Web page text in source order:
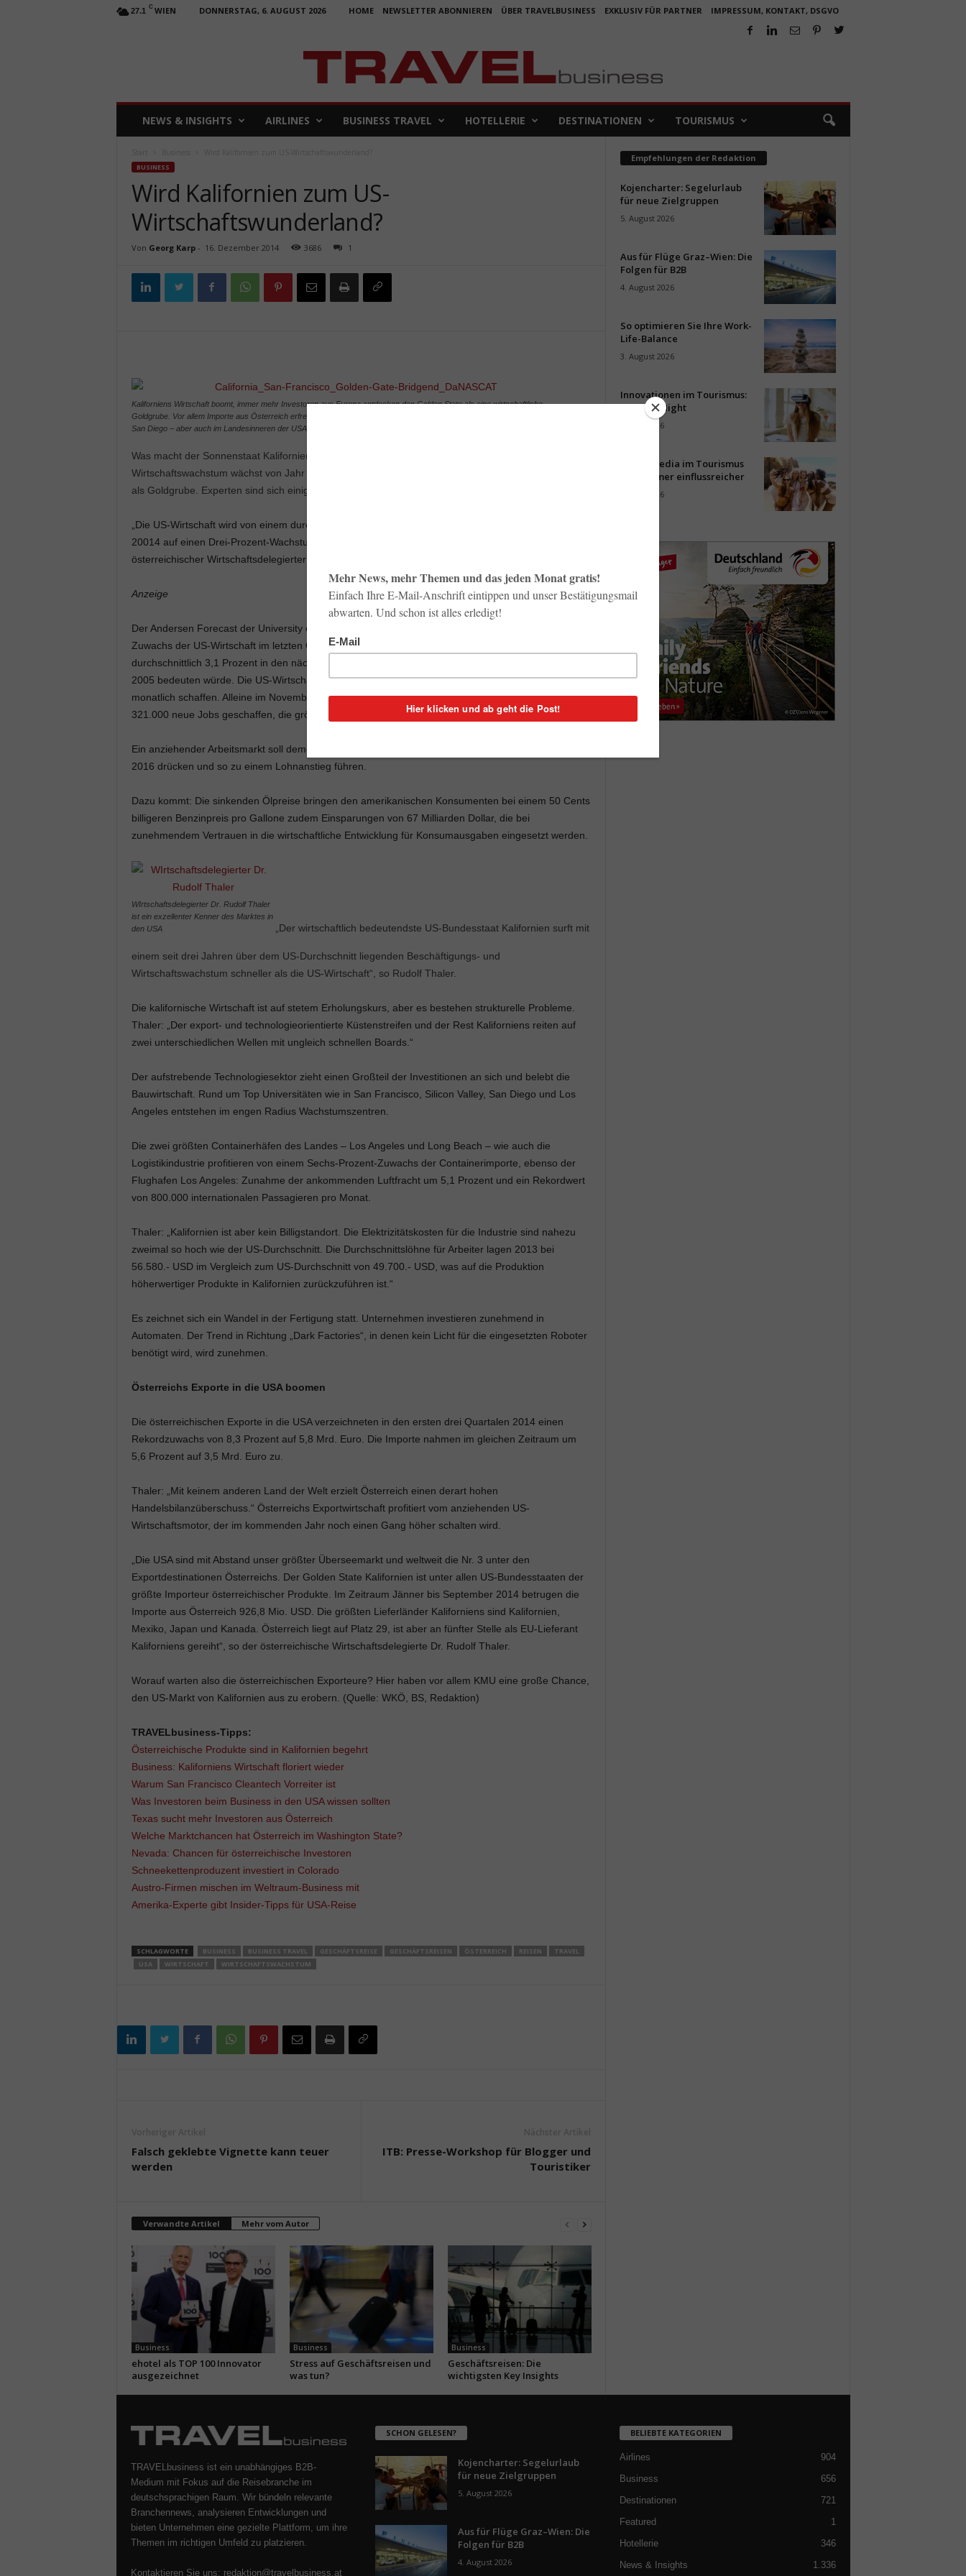
27.1 C WIEN DONNERSTAG, 6. AUGUST 2026 HOME NEWSLETTER ABONNIEREN ÜBER TRAVELBUSINESS EXKLUSIV FÜR PARTNER IMPRESSUM, KONTAKT, DSGVO
A
NEWS & INSIGHTS AIRLINES BUSINESS TRAVEL HOTELLERIE DESTINATIONEN TOURISMUS
BUSINESS
Wird Kalifornien zum US-
Wirtschaftswunderland?
Von Georg Karp- 16. Dezember 2014 3686 1
Kaliforniens Wirtschaft boomt, immer mehr Investoren aus Europa entdecken den Golden State als eine wirtschaftliche
Goldgrube. Vor allem Importe aus Österreich erfreuen sich großer Beliebtheit im Sonnenstaat zwischen San Francisco und
San Diego – aber auch im Landesinneren der USA (Foto: Wiki Commons, DaNascat)
Was macht der Sonnenstaat Kalifornien besser als die US-Wirtschaft? Das Beschäftigungs- und
Wirtschaftswachstum wächst von Jahr zu Jahr. Immer mehr Investoren entdecken den Golden State
als Goldgrube. Experten sind sich einig: Der Bundesstaat ist auf der Überholspur.
„Die US-Wirtschaft wird von einem durchschnittlichen Zwei-Prozent-Wachstum im Zeitraum 2009 bis
20014 auf einen Drei-Prozent-Wachstumspfad einschwenken“, berichtet Rudolf Thaler,
österreichischer Wirtschaftsdelegierter in Los Angeles.
Anzeige
Der Andersen Forecast der University of California in Los Angeles (UCLA) rechnet mit einem
Zuwachs der US-Wirtschaft im letzten Quartal von 2,8 Prozent. Thaler: „Dieser soll sich auf
durchschnittlich 3,1 Prozent in den nächsten zwei Jahren anheben, was die stärkste Zunahme seit
2005 bedeuten würde. Die US-Wirtschaft wird bei diesem Tempo 200.000 bis 260.000 Jobs
monatlich schaffen. Alleine im November des laufenden Jahres hat die amerikanische Wirtschaft
321.000 neue Jobs geschaffen, die größte Anzahl seit drei Jahren.“
Ein anziehender Arbeitsmarkt soll dementsprechend die Arbeitslosenrate auf 5 Prozent gegen Ende
2016 drücken und so zu einem Lohnanstieg führen.
Dazu kommt: Die sinkenden Ölpreise bringen den amerikanischen Konsumenten bei einem 50 Cents
billigeren Benzinpreis pro Gallone zudem Einsparungen von 67 Milliarden Dollar, die bei
zunehmendem Vertrauen in die wirtschaftliche Entwicklung für Konsumausgaben eingesetzt werden.
WIrtschaftsdelegierter Dr. Rudolf Thaler
ist ein exzellenter Kenner des Marktes in
den USA
„Der wirtschaftlich bedeutendste US-Bundesstaat Kalifornien surft mit
einem seit drei Jahren über dem US-Durchschnitt liegenden Beschäftigungs- und
Wirtschaftswachstum schneller als die US-Wirtschaft“, so Rudolf Thaler.
Die kalifornische Wirtschaft ist auf stetem Erholungskurs, aber es bestehen strukturelle Probleme.
Thaler: „Der export- und technologieorientierte Küstenstreifen und der Rest Kaliforniens reiten auf
zwei unterschiedlichen Wellen mit ungleich schnellen Boards.“
Der aufstrebende Technologiesektor zieht einen Großteil der Investitionen an sich und belebt die
Bauwirtschaft. Rund um Top Universitäten wie in San Francisco, Silicon Valley, San Diego und Los
Angeles entstehen im engen Radius Wachstumszentren.
Die zwei größten Containerhäfen des Landes – Los Angeles und Long Beach – wie auch die
Logistikindustrie profitieren von einem Sechs-Prozent-Zuwachs der Containerimporte, ebenso der
Flughafen Los Angeles: Zunahme der ankommenden Luftfracht um 5,1 Prozent und ein Rekordwert
von 800.000 internationalen Passagieren pro Monat.
Thaler: „Kalifornien ist aber kein Billigstandort. Die Elektrizitätskosten für die Industrie sind nahezu
zweimal so hoch wie der US-Durchschnitt. Die Durchschnittslöhne für Arbeiter lagen 2013 bei
56.580.- USD im Vergleich zum US-Durchschnitt von 49.700.- USD, was auf die Produktion
höherwertiger Produkte in Kalifornien zurückzuführen ist.“
Es zeichnet sich ein Wandel in der Fertigung statt. Unternehmen investieren zunehmend in
Automaten. Der Trend in Richtung „Dark Factories“, in denen kein Licht für die eingesetzten Roboter
benötigt wird, wird zunehmen.
Österreichs Exporte in die USA boomen
Die österreichischen Exporte in die USA verzeichneten in den ersten drei Quartalen 2014 einen
Rekordzuwachs von 8,3 Prozent auf 5,8 Mrd. Euro. Die Importe nahmen im gleichen Zeitraum um
5,6 Prozent auf 3,5 Mrd. Euro zu.
Thaler: „Mit keinem anderen Land der Welt erzielt Österreich einen derart hohen
Handelsbilanzüberschuss.“ Österreichs Exportwirtschaft profitiert vom anziehenden US-
Wirtschaftsmotor, der im kommenden Jahr noch einen Gang höher schalten wird.
„Die USA sind mit Abstand unser größter Überseemarkt und weltweit die Nr. 3 unter den
Exportdestinationen Österreichs. Der Golden State Kalifornien ist unter allen US-Bundesstaaten der
größte Importeur österreichischer Produkte. Im Zeitraum Jänner bis September 2014 betrugen die
Importe aus Österreich 926,8 Mio. USD. Die größten Lieferländer Kaliforniens sind Kalifornien,
Mexiko, Japan und Kanada. Österreich liegt auf Platz 29, ist aber an fünfter Stelle als EU-Lieferant
Kaliforniens gereiht“, so der österreichische Wirtschaftsdelegierte Dr. Rudolf Thaler.
Worauf warten also die österreichischen Exporteure? Hier haben vor allem KMU eine große Chance,
den US-Markt von Kalifornien aus zu erobern. (Quelle: WKÖ, BS, Redaktion)
TRAVELbusiness-Tipps:
Österreichische Produkte sind in Kalifornien begehrt
Business: Kaliforniens Wirtschaft floriert wieder
Warum San Francisco Cleantech Vorreiter ist
Was Investoren beim Business in den USA wissen sollten
Texas sucht mehr Investoren aus Österreich
Welche Marktchancen hat Österreich im Washington State?
Nevada: Chancen für österreichische Investoren
Schneekettenproduzent investiert in Colorado
Austro-Firmen mischen im Weltraum-Business mit
Amerika-Experte gibt Insider-Tipps für USA-Reise
SCHLAGWORTE BUSINESS BUSINESS TRAVEL GESCHÄFTSREISE GESCHÄFTSREISEN ÖSTERREICH REISEN
TRAVEL
USA
WIRTSCHAFT WIRTSCHAFTSWACHSTUM
Falsch geklebte Vignette kann teuer
werden
ITB: Presse-Workshop für Blogger und
Touristiker
Verwandte Artikel Mehr vom Autor
Business
ehotel als TOP 100 Innovator
ausgezeichnet
Business
Stress auf Geschäftsreisen und
was tun?
Business
Geschäftsreisen: Die
wichtigsten Key Insights
Empfehlungen der Redaktion
Kojencharter: Segelurlaub
für neue Zielgruppen
5. August 2026
Aus für Flüge Graz–Wien: Die
Folgen für B2B
4. August 2026
So optimieren Sie Ihre Work-
Life-Balance
3. August 2026
Innovationen im Tourismus:
Start-up Night
31. Juli 2026
Social Media im Tourismus
wird immer einflussreicher
30. Juli 2026
TRAVELbusiness ist ein unabhängiges B2B-
Medium mit Fokus auf die Reisebranche im
deutschsprachigen Raum. Wir bündeln relevante
Branchennews, analysieren Entwicklungen und
bieten Unternehmen eine gezielte Plattform, um ihre
Themen im richtigen Umfeld zu platzieren.
Kontaktieren Sie uns: redaktion@travelbusiness.at
SCHON GELESEN?
Kojencharter: Segelurlaub
für neue Zielgruppen
5. August 2026
Aus für Flüge Graz–Wien: Die
Folgen für B2B
4. August 2026
BELIEBTE KATEGORIEN
Airlines
904
Business
656
Destinationen
721
Featured
1
Hotellerie
346
News & Insights
1.336